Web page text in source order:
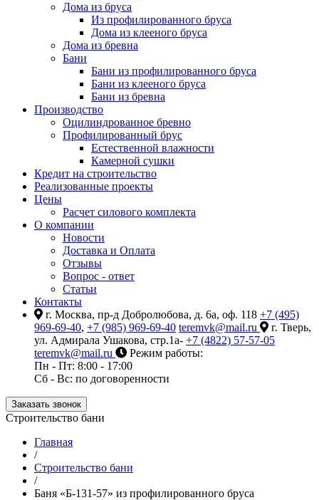
Дома из бруса
Из профилированного бруса
Дома из клееного бруса
Дома из бревна
Бани
Бани из профилированного бруса
Бани из клееного бруса
Бани из бревна
Производство
Оцилиндрованное бревно
Профилированный брус
Естественной влажности
Камерной сушки
Кредит на строительство
Реализованные проекты
Цены
Расчет силового комплекта
О компании
Новости
Доставка и Оплата
Отзывы
Вопрос - ответ
Статьи
Контакты
г. Москва, пр-д Добролюбова, д. 6а, оф. 118 +7 (495)
969-69-40, +7 (985) 969-69-40 teremvk@mail.ru
г. Тверь,
ул. Адмирала Ушакова, стр.1а- +7 (4822) 57-57-05
teremvk@mail.ru
Режим работы:
Пн - Пт: 8:00 - 17:00
Сб - Вс: по договоренности
Заказать звонок
Строительство бани
Главная
/
Строительство бани
/
Баня «Б-131-57» из профилированного бруса